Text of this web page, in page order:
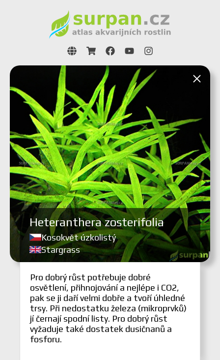
Heteranthera zosterifolia
Kosokvět úzkolistý
Stargrass
Pro dobrý růst potřebuje dobré
osvětlení, přihnojování a nejlépe i CO2,
pak se ji daří velmi dobře a tvoří úhledné
trsy. Při nedostatku železa (mikroprvků)
jí černají spodní listy. Pro dobrý růst
vyžaduje také dostatek dusičnanů a
fosforu.